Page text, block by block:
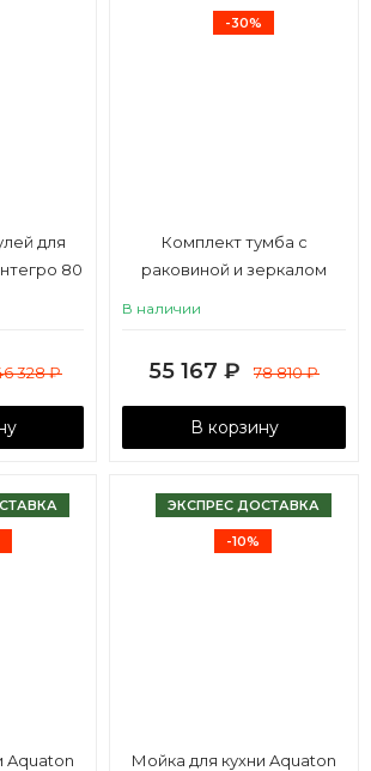
для
80
328₽
-30%
Комплект тумба с
раковиной и зеркалом
В наличии
55 167 ₽ 78 810₽
В корзину
Aquaton
ЭКСПРЕС ДОСТАВКА
-10%
Мойка для кухни Aquaton